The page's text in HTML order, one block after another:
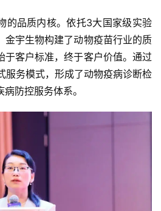
的品质内核。依托3大国家级实验
金宇生物构建了动物疫苗行业的质
于客户标准，终于客户价值。通过
服务模式，形成了动物疫病诊断检
防控服务体系。